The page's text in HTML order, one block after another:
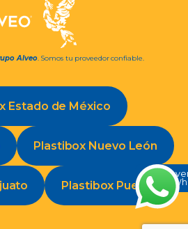
en
Alveo. Somos tu proveedor confiable.
Estado de México
Plastibox Nuevo León
Plastibox Puebla